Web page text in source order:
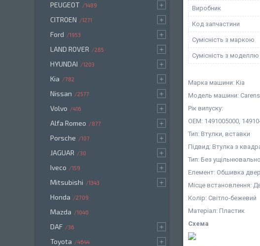
Виробник
Код запчастини
Сумісність з маркою
Сумісність з моделлю
Марка машини: Kia
Модель машини: Carens
Рік випуску:
OEM: 1491005000,
Тип: Втулки, вставки
Підвид: Втулка з
Тип: Без
Елемент: Обшивка
Місце встановлення:
Колір: Світло-бежевий
Матеріал: Пластик
Схема
PEUGEOT 1489
CITROEN 1271
Ford 1953
LAND ROVER 285
HYUNDAI 1203
Kia 782
Nissan 2577
Volvo 416
Alfa Romeo 877
Porsche 107
JAGUAR 30
Iveco 159
Mitsubishi 1343
Honda 2709
Mazda 1040
DAF 36
Toyota 4644